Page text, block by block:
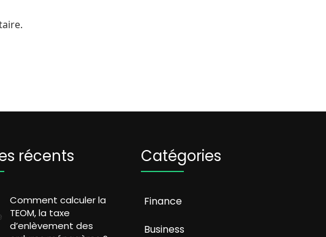
récents
Comment calculer la
TEOM, la taxe
d’enlèvement des
Catégories
Finance
Business